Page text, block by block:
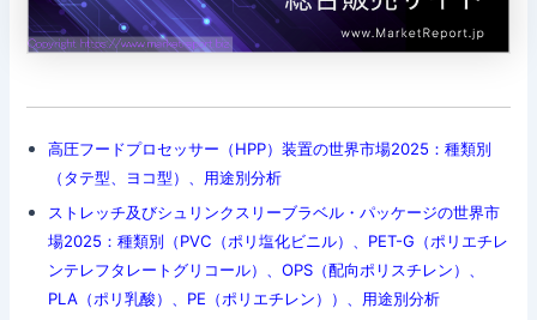
高圧フードプロセッサー（HPP）装置の世界市場2025：種類別
（タテ型、ヨコ型）、用途別分析
ストレッチ及びシュリンクスリーブラベル・パッケージの世界市
場2025：種類別（PVC（ポリ塩化ビニル）、PET-G（ポリエチレ
ンテレフタレートグリコール）、OPS（配向ポリスチレン）、
PLA（ポリ乳酸）、PE（ポリエチレン））、用途別分析